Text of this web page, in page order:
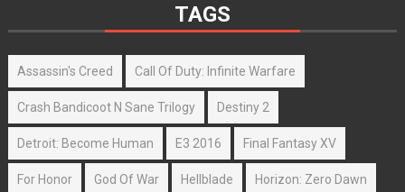
TAGS
Assassin's Creed Call Of Duty: Infinite Warfare
Crash Bandicoot N Sane Trilogy Destiny 2
Detroit: Become Human E3 2016 Final Fantasy XV
For Honor God Of War Hellblade Horizon: Zero Dawn